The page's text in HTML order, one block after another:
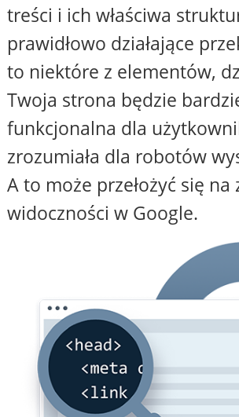
treści i ich właściwa
prawidłowo działające
to niektóre z elementów,
Twoja strona będzie
funkcjonalna dla
zrozumiała dla robotów
A to może przełożyć się na
widoczności w Google.